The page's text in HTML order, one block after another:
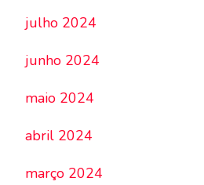
julho 2024
junho 2024
maio 2024
abril 2024
março 2024